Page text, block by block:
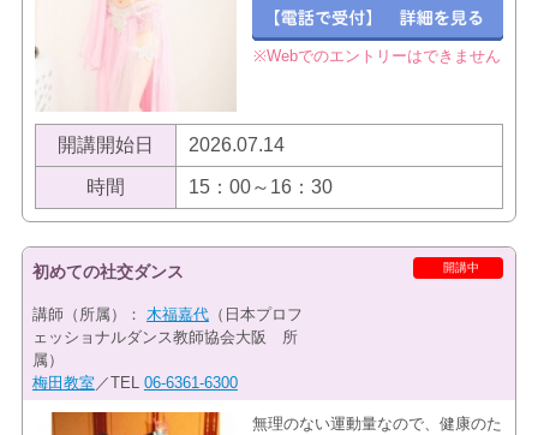
※Webでのエントリーはできません
開講開始日 2026.07.14
時間 15：00～16：30
開講中
初めての社交ダンス
講師（所属）： 木福嘉代（日本プロフ
ェッショナルダンス教師協会大阪 所
属）
梅田教室 ／TEL 06-6361-6300
無理のない運動量なので、健康のた